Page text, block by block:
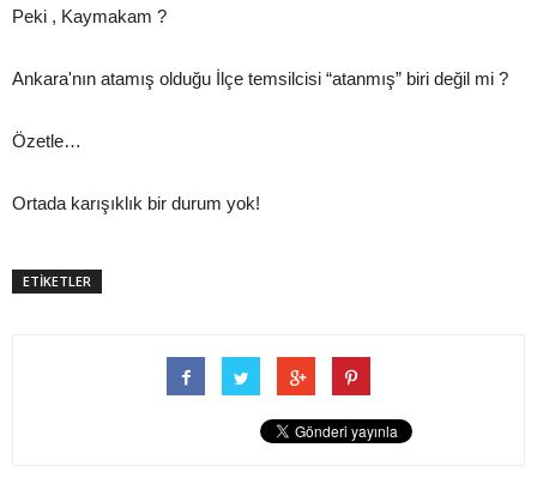
Peki , Kaymakam ?
Ankara'nın atamış olduğu İlçe temsilcisi “atanmış” biri değil mi ?
Özetle…
Ortada karışıklık bir durum yok!
ETİKETLER